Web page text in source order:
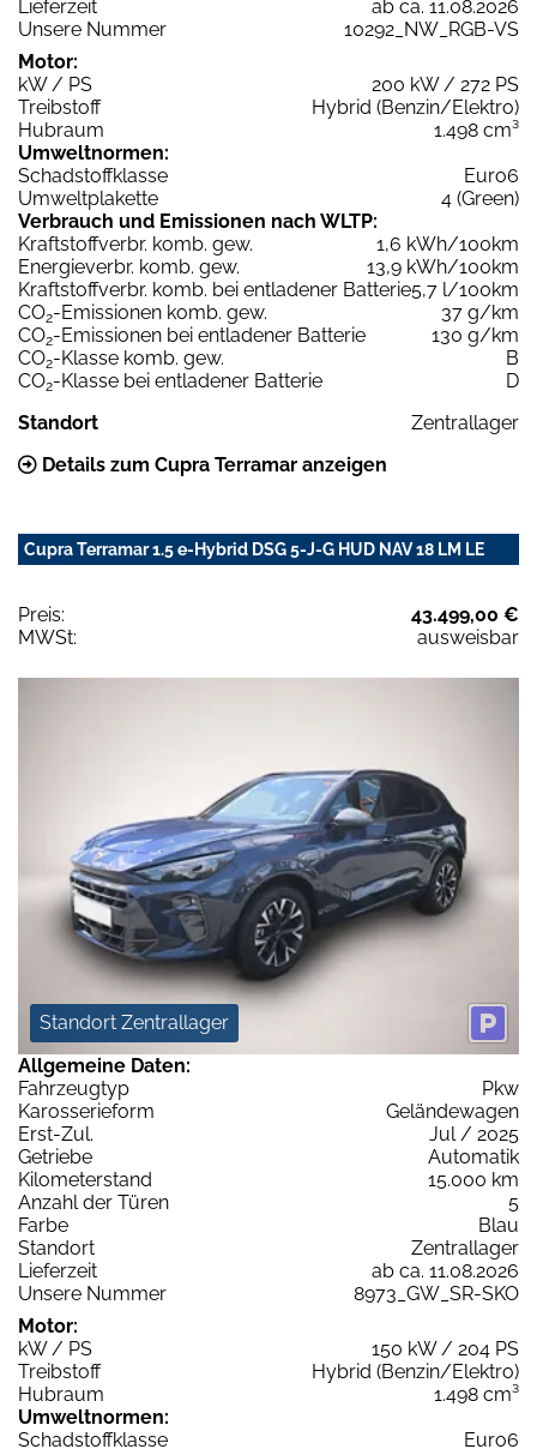
Lieferzeit
ab ca. 11.08.2026
Unsere Nummer
10292_NW_RGB-VS
Motor:
kW / PS
200 kW / 272 PS
Treibstoff
Hybrid (Benzin/Elektro)
Hubraum
1.498 cm³
Umweltnormen:
Schadstoffklasse
Euro6
Umweltplakette
4 (Green)
Verbrauch und Emissionen nach WLTP:
Kraftstoffverbr. komb. gew.
1,6 kWh/100km
Energieverbr. komb. gew.
13,9 kWh/100km
Kraftstoffverbr. komb. bei entladener Batterie5,7 l/100km
CO2-Emissionen komb. gew.
37 g/km
CO2-Emissionen bei entladener Batterie
130 g/km
CO2-Klasse komb. gew.
B
CO2-Klasse bei entladener Batterie
D
Standort
Zentrallager
Details zum Cupra Terramar anzeigen
Cupra Terramar 1.5 e-Hybrid DSG 5-J-G HUD NAV 18 LM LE
Preis:
43.499,00 €
MWSt:
ausweisbar
Standort Zentrallager
Allgemeine Daten:
Fahrzeugtyp
Pkw
Karosserieform
Geländewagen
Erst-Zul.
Jul / 2025
Getriebe
Automatik
Kilometerstand
15.000 km
Anzahl der Türen
5
Farbe
Blau
Standort
Zentrallager
Lieferzeit
ab ca. 11.08.2026
Unsere Nummer
8973_GW_SR-SKO
Motor:
kW / PS
150 kW / 204 PS
Treibstoff
Hybrid (Benzin/Elektro)
Hubraum
1.498 cm³
Umweltnormen:
Schadstoffklasse
Euro6